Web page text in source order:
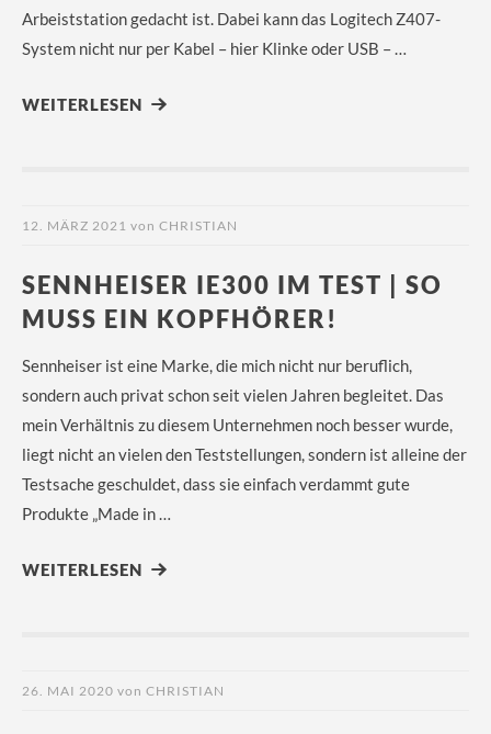
Arbeiststation gedacht ist. Dabei kann das Logitech Z407-
System nicht nur per Kabel – hier Klinke oder USB – …
WEITERLESEN
12. MÄRZ 2021 von CHRISTIAN
SENNHEISER IE300 IM TEST | SO
MUSS EIN KOPFHÖRER!
Sennheiser ist eine Marke, die mich nicht nur beruflich,
sondern auch privat schon seit vielen Jahren begleitet. Das
mein Verhältnis zu diesem Unternehmen noch besser wurde,
liegt nicht an vielen den Teststellungen, sondern ist alleine der
Testsache geschuldet, dass sie einfach verdammt gute
Produkte „Made in …
WEITERLESEN
26. MAI 2020 von CHRISTIAN